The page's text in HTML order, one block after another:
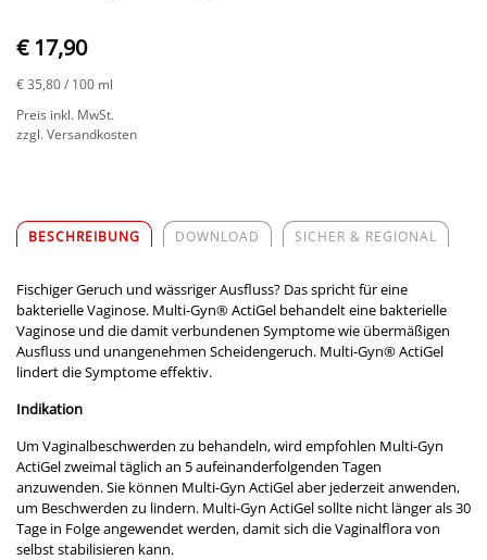
€ 17,90
€ 35,80/ 100 ml
Preis inkl. MwSt.
zzgl. Versandkosten
BESCHREIBUNG DOWNLOAD SICHER & REGIONAL
Fischiger Geruch und wässriger Ausfluss? Das spricht für eine
bakterielle Vaginose. Multi-Gyn® ActiGel behandelt eine bakterielle
Vaginose und die damit verbundenen Symptome wie übermäßigen
Ausfluss und unangenehmen Scheidengeruch. Multi-Gyn® ActiGel
lindert die Symptome effektiv.
Indikation
Um Vaginalbeschwerden zu behandeln, wird empfohlen Multi-Gyn
ActiGel zweimal täglich an 5 aufeinanderfolgenden Tagen
anzuwenden. Sie können Multi-Gyn ActiGel aber jederzeit anwenden,
um Beschwerden zu lindern. Multi-Gyn ActiGel sollte nicht länger als 30
Tage in Folge angewendet werden, damit sich die Vaginalflora von
selbst stabilisieren kann.